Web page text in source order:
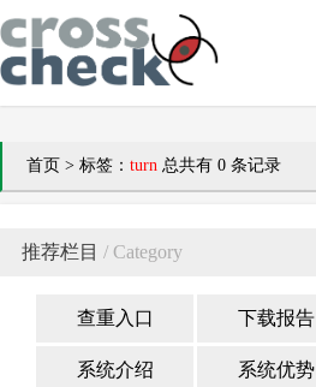
首页 > 标签： turn 总共有 0 条记录
推荐栏目 / Category
查重入口 下载报告
系统介绍 系统优势